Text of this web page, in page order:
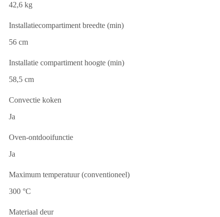
42,6 kg
Installatiecompartiment breedte (min)
56 cm
Installatie compartiment hoogte (min)
58,5 cm
Convectie koken
Ja
Oven-ontdooifunctie
Ja
Maximum temperatuur (conventioneel)
300 °C
Materiaal deur